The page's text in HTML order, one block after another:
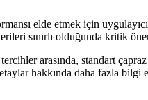
elde etmek için
sınırlı olduğunda kritik
arasında, standart
hakkında daha fazla bilgi